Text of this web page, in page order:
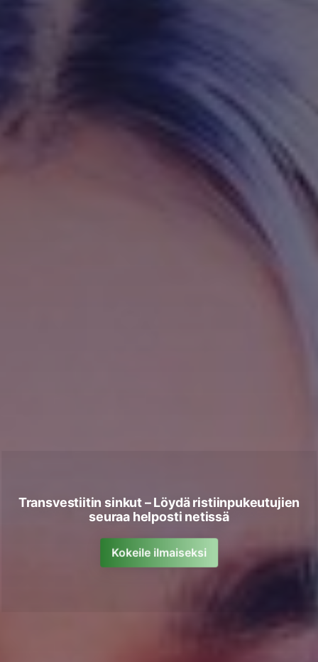
Transvestiitin sinkut – Löydä ristiinpukeutujien
seuraa helposti netissä
Kokeile ilmaiseksi